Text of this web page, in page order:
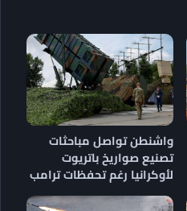
واشنطن تواصل مباحثات
تصنيع صواريخ باتريوت
لأوكرانيا رغم تحفظات ترامب